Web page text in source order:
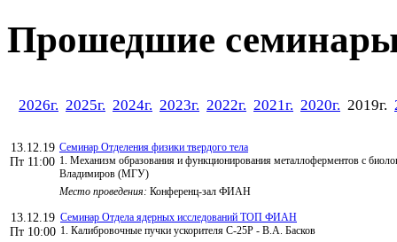
Прошедшие
2026г. 2025г. 2024г. 2023г. 2022г. 2021г. 2020г. 2019г.
13.12.19
Пт 11:00
Семинар Отделения физики твердого тела
1. Механизм образования и функционирования металлоферментов с
Владимиров (МГУ)
Место проведения: Конференц-зал ФИАН
13.12.19
Пт 10:00
Семинар Отдела ядерных исследований ТОП ФИАН
1. Калибровочные пучки ускорителя С-25Р - В.А. Басков